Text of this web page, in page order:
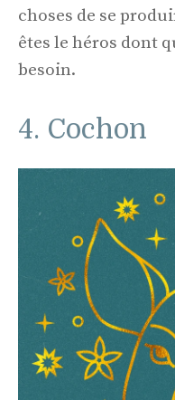
choses de se
êtes le héros dont
besoin.
4. Cochon